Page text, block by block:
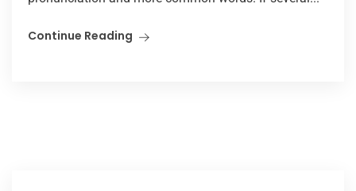
Continue Reading